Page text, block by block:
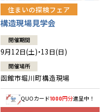
住まいの探検フェア
構造現場見学会
開催期間
9月12日(土)・13日(日)
開催場所
函館市堀川町構造現場
QUOカード1000円分進呈中！